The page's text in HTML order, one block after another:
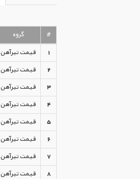
# گروه
1
قیمت تیرآهن
2
قیمت تیرآهن
3
قیمت تیرآهن
4
قیمت تیرآهن
5
قیمت تیرآهن
6
قیمت تیرآهن
7
قیمت تیرآهن
8
قیمت تیرآهن